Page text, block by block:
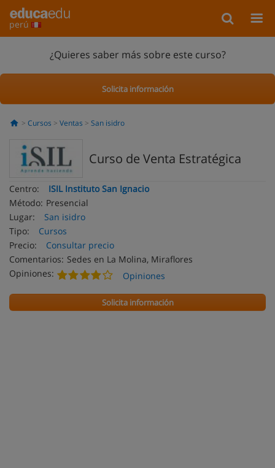
perú
¿Quieres saber más sobre este curso?
Solicita información
Cursos Ventas San isidro
Curso de Venta Estratégica
Centro:
ISIL Instituto San Ignacio
Método: Presencial
Lugar:
San isidro
Tipo:
Cursos
Precio:
Consultar precio
Comentarios: Sedes en La Molina, Miraflores
Opiniones:
Opiniones
Solicita información